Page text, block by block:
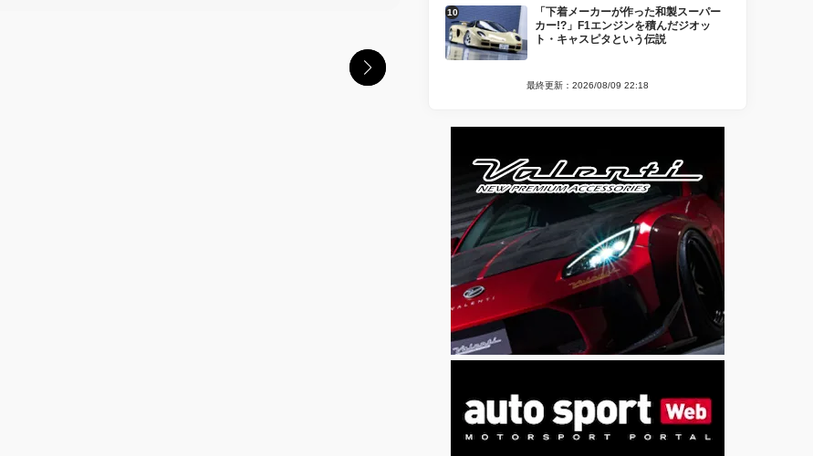
「下着メーカーが作った和製スーパー
カー!?」F1エンジンを積んだジオッ
ト・キャスピタという伝説
最終更新：2026/08/09 22:18